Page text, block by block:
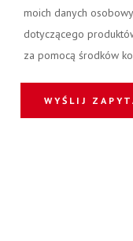
moich danych
dotyczącego
za pomocą środków
WYŚLIJ